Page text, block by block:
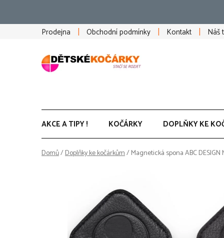
obsah
Prodejna
Obchodní podmínky Kontakt Náš
AKCE A TIPY ! KOČÁRKY DOPLŇKY KE
Domů/Doplňky ke kočárkům/Magnetická spona ABC